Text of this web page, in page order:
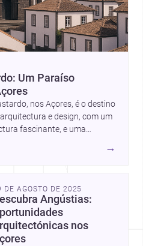
Um Paraíso
nos Açores, é o destino
e design, com um
fascinante, e uma
à disposição.
→
DE AGOSTO DE 2025
Angústias:
nos